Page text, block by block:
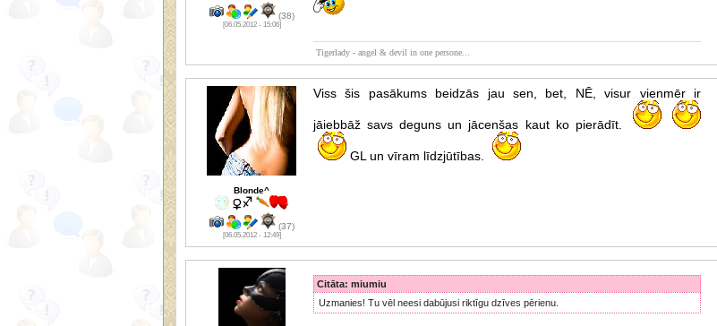
(38)
[06.05.2012 - 15:06]
Tigerlady - angel & devil in one persone...
Blonde^
(37)
[06.05.2012 - 12:49]
Viss šis pasākums beidzās jau sen, bet, NĒ, visur vienmēr ir
jāiebbāž savs deguns un jācenšas kaut ko pierādīt.
GL un vīram līdzjūtības.
Citāta: miumiu
Uzmanies! Tu vēl neesi dabūjusi riktīgu dzīves pērienu.